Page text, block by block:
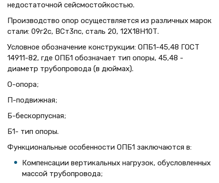
недостаточной сейсмостойкостью.
Производство опор осуществляется из различных марок
стали: 09г2с, ВСт3пс, сталь 20, 12Х18Н10Т.
Условное обозначение конструкции: ОПБ1-45,48 ГОСТ
14911-82, где ОПБ1 обозначает тип опоры, 45,48 -
диаметр трубопровода (в дюймах).
О-опора;
П-подвижная;
Б-бескорпусная;
Б1- тип опоры.
Функциональные особенности ОПБ1 заключаются в:
Компенсации вертикальных нагрузок, обусловленных
массой трубопровода;